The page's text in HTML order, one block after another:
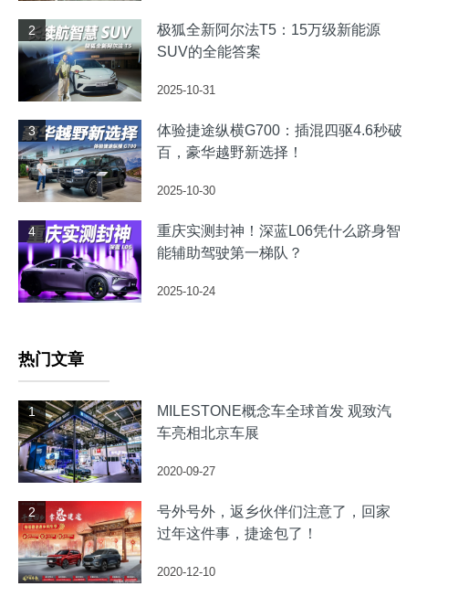
2
极狐全新阿尔法T5：15万级新能源
SUV的全能答案
2025-10-31
3
体验捷途纵横G700：插混四驱4.6秒破
百，豪华越野新选择！
2025-10-30
4
重庆实测封神！深蓝L06凭什么跻身智
能辅助驾驶第一梯队？
2025-10-24
热门文章
1
MILESTONE概念车全球首发 观致汽
车亮相北京车展
2020-09-27
2
号外号外，返乡伙伴们注意了，回家
过年这件事，捷途包了！
2020-12-10